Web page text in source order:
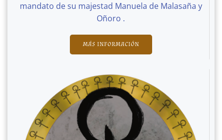
mandato de su majestad Manuela de Malasaña y
Oñoro .
MÁS INFORMACIÓN